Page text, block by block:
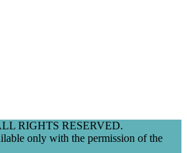
RIGHTS RESERVED.
only with the permission of the